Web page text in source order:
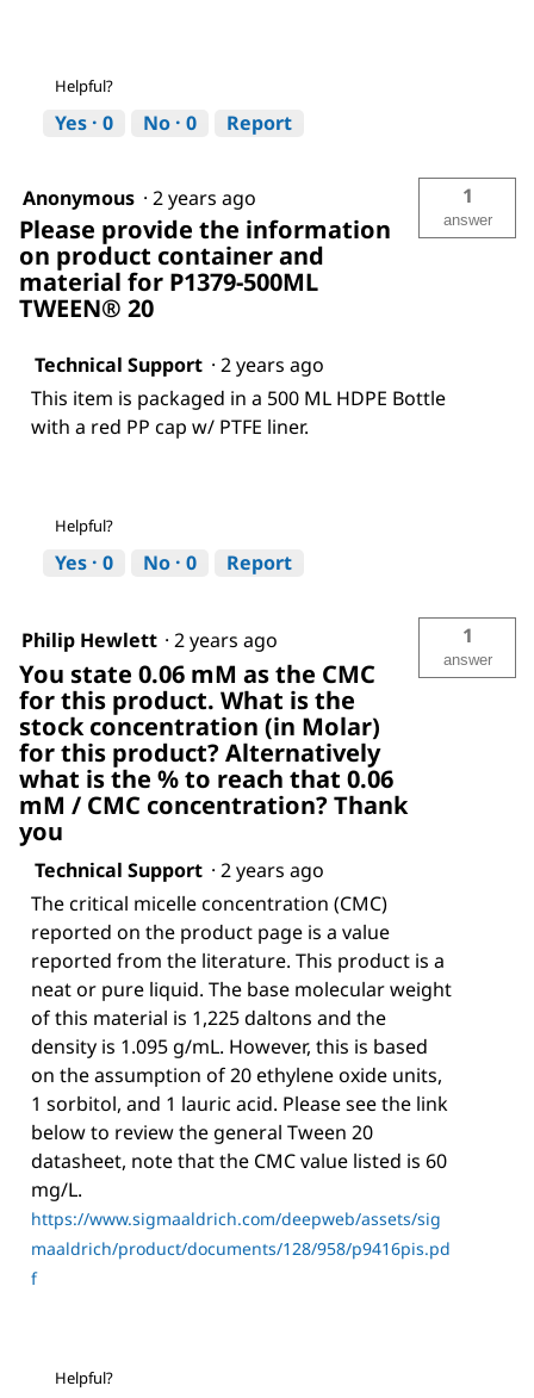
Helpful?
Yes · 0 No · 0 Report
Anonymous · 2 years ago
Please provide the information
on product container and
material for P1379-500ML
TWEEN® 20
1
answer
Technical Support · 2 years ago
This item is packaged in a 500 ML HDPE Bottle
with a red PP cap w/ PTFE liner.
Helpful?
Yes · 0 No · 0 Report
Philip Hewlett · 2 years ago
You state 0.06 mM as the CMC
for this product. What is the
stock concentration (in Molar)
for this product? Alternatively
what is the % to reach that 0.06
mM / CMC concentration? Thank
you
1
answer
Technical Support · 2 years ago
The critical micelle concentration (CMC)
reported on the product page is a value
reported from the literature. This product is a
neat or pure liquid. The base molecular weight
of this material is 1,225 daltons and the
density is 1.095 g/mL. However, this is based
on the assumption of 20 ethylene oxide units,
1 sorbitol, and 1 lauric acid. Please see the link
below to review the general Tween 20
datasheet, note that the CMC value listed is 60
mg/L.
https://www.sigmaaldrich.com/deepweb/assets/sig
maaldrich/product/documents/128/958/p9416pis.pd
f
Helpful?